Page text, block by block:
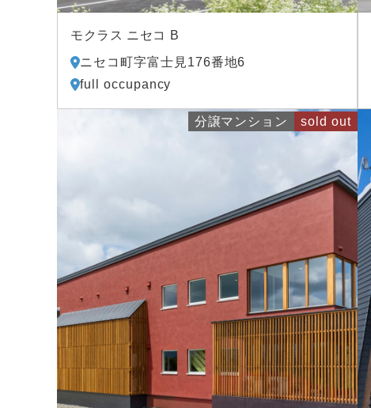
モクラス ニセコ B
ニセコ町字富士見176番地6
full occupancy
分譲マンション sold out